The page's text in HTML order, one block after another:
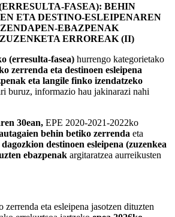
(ERRESULTA-FASEA): BEHIN
ETA DESTINO-ESLEIPENAREN
EBAZPENAK
ERROREAK (II)
(erresulta-fasea) hurrengo kategorietako
zerrenda eta destinoen esleipena
eta langile finko izendatzeko
buruz, informazio hau jakinarazi nahi
30ean, EPE 2020-2021-2022ko
behin betiko zerrenda eta
dagozkion destinoen esleipena (zuzenkea
ebazpenak argitaratzea aurreikusten
eta esleipena jasotzen dituzten